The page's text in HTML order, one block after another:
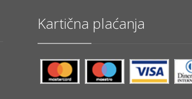
Kartična plaćanja